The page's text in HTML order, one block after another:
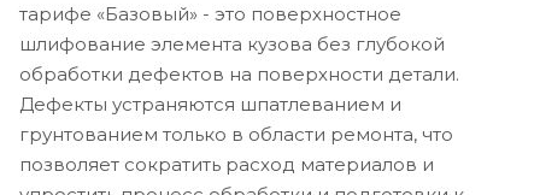
тарифе «Базовый» - это поверхностное
шлифование элемента кузова без глубокой
обработки дефектов на поверхности детали.
Дефекты устраняются шпатлеванием и
грунтованием только в области ремонта, что
позволяет сократить расход материалов и